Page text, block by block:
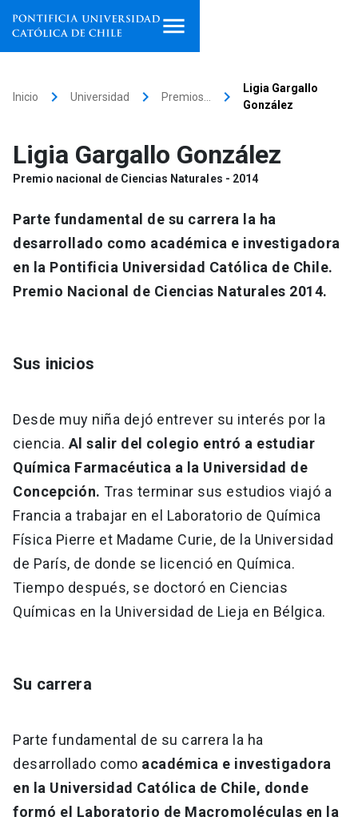
Facultades, escuelas e
institutos
Investigación
Internacionalización launch
Extensión
Universidad
Información para keyboard_arrow_down
Futuros estudiantes
Estudiantes
Personal
Alumni
Vecinos
Go to english site launch
ACCESOS DIRECTOS
Admisión launch
Mi Cuenta UC launch
Correo UC launch
Inicio keyboard_arrow_right Universidad keyboard_arrow_right Premios… keyboard_arrow_right
Ligia Gargallo
González
Ligia Gargallo González
Premio nacional de Ciencias Naturales - 2014
Parte fundamental de su carrera la ha
desarrollado como académica e investigadora
en la Pontificia Universidad Católica de Chile.
Premio Nacional de Ciencias Naturales 2014.
Sus inicios
Desde muy niña dejó entrever su interés por la
ciencia. Al salir del colegio entró a estudiar
Química Farmacéutica a la Universidad de
Concepción. Tras terminar sus estudios viajó a
Francia a trabajar en el Laboratorio de Química
Física Pierre et Madame Curie, de la Universidad
de París, de donde se licenció en Química.
Tiempo después, se doctoró en Ciencias
Químicas en la Universidad de Lieja en Bélgica.
Su carrera
Parte fundamental de su carrera la ha
desarrollado como académica e investigadora
en la Universidad Católica de Chile, donde
formó el Laboratorio de Macromoléculas en la